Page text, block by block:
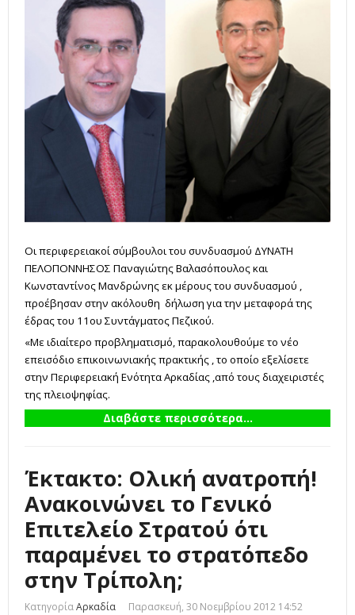
Οι περιφερειακοί σύμβουλοι του συνδυασμού ΔΥΝΑΤΗ
ΠΕΛΟΠΟΝΝΗΣΟΣ Παναγιώτης Βαλασόπουλος και
Κωνσταντίνος Μανδρώνης εκ μέρους του συνδυασμού ,
προέβησαν στην ακόλουθη δήλωση για την μεταφορά της
έδρας του 11ου Συντάγματος Πεζικού.
«Με ιδιαίτερο προβληματισμό, παρακολουθούμε το νέο
επεισόδιο επικοινωνιακής πρακτικής , το οποίο εξελίσετε
στην Περιφερειακή Ενότητα Αρκαδίας ,από τους διαχειριστές
της πλειοψηφίας.
Διαβάστε περισσότερα...
Έκτακτο: Ολική ανατροπή!
Ανακοινώνει το Γενικό
Επιτελείο Στρατού ότι
παραμένει το στρατόπεδο
στην Τρίπολη;
ΚατηγορίαΑρκαδία Παρασκευή, 30 Νοεμβρίου 2012 14:52